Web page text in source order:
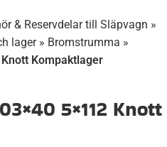
& Reservdelar till Släpvagn »
lager» Bromstrumma »
Kompaktlager
5×112 Knott